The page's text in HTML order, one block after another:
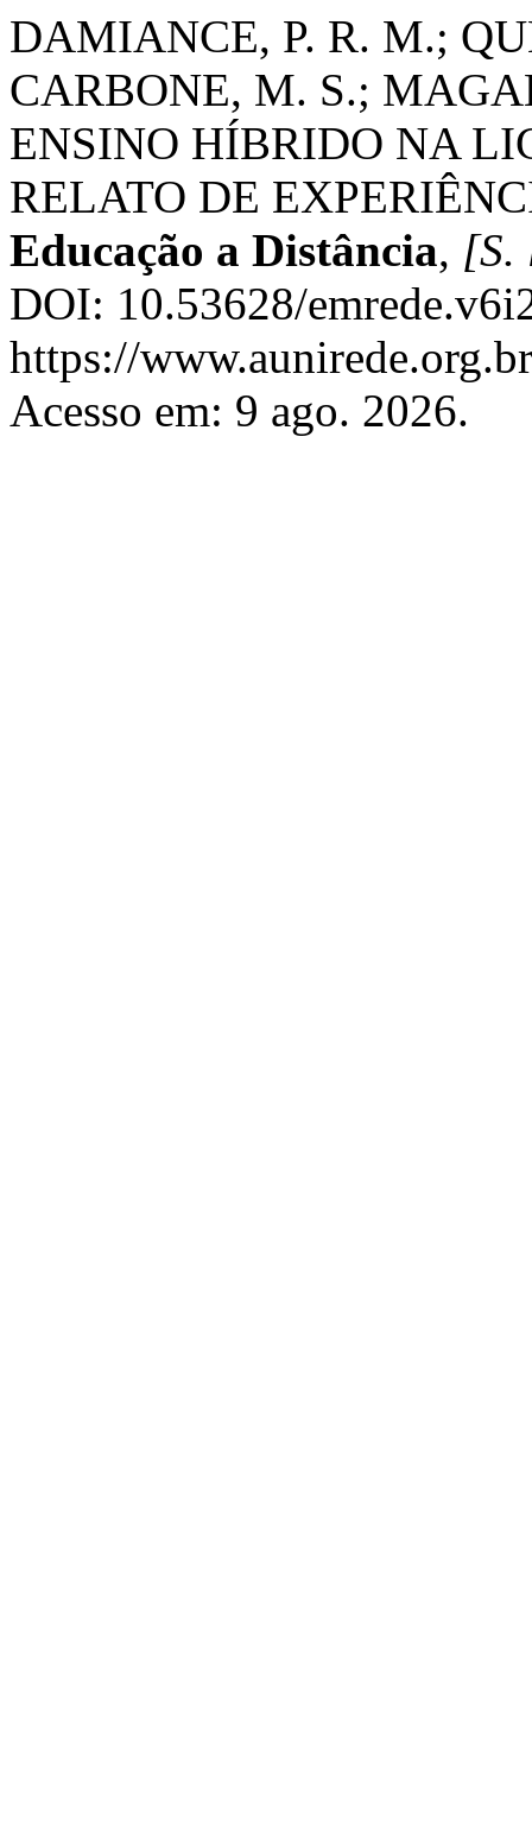
DAMIANCE, P. R. M.;
CARBONE, M. S.;
ENSINO HÍBRIDO NA
RELATO DE
Educação a Distância, [S.
DOI: 10.53628/
https://
Acesso em: 9 ago. 2026.